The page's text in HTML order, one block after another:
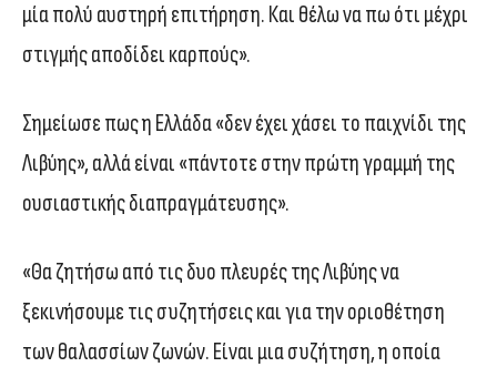
μία πολύ αυστηρή επιτήρηση. Και θέλω να πω ότι μέχρι
στιγμής αποδίδει καρπούς».
Σημείωσε πως η Ελλάδα «δεν έχει χάσει το παιχνίδι της
Λιβύης», αλλά είναι «πάντοτε στην πρώτη γραμμή της
ουσιαστικής διαπραγμάτευσης».
«Θα ζητήσω από τις δυο πλευρές της Λιβύης να
ξεκινήσουμε τις συζητήσεις και για την οριοθέτηση
των θαλασσίων ζωνών. Είναι μια συζήτηση, η οποία